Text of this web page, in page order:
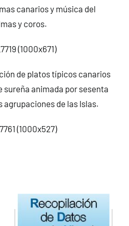
canarios y música del
y coros.
de platos típicos canarios
animada por sesenta
de las Islas.